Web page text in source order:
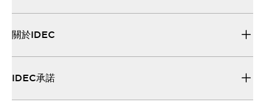
關於IDEC
IDEC承諾